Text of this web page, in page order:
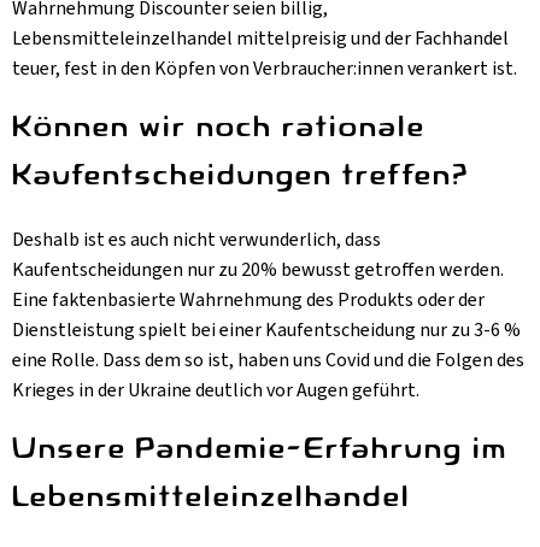
Wahrnehmung Discounter seien billig,
Lebensmitteleinzelhandel mittelpreisig und der Fachhandel
teuer, fest in den Köpfen von Verbraucher:innen verankert ist.
Können wir noch rationale
Kaufentscheidungen treffen?
Deshalb ist es auch nicht verwunderlich, dass
Kaufentscheidungen nur zu 20% bewusst getroffen werden.
Eine faktenbasierte Wahrnehmung des Produkts oder der
Dienstleistung spielt bei einer Kaufentscheidung nur zu 3-6 %
eine Rolle. Dass dem so ist, haben uns Covid und die Folgen des
Krieges in der Ukraine deutlich vor Augen geführt.
Unsere Pandemie-Erfahrung im
Lebensmitteleinzelhandel